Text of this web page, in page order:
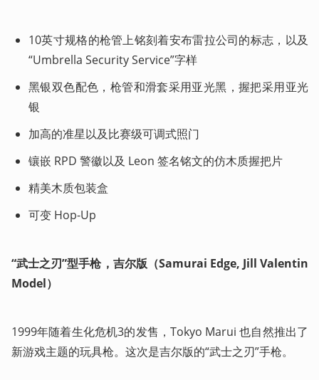
10英寸规格的枪管上铭刻着安布雷拉公司的标志，以及
“Umbrella Security Service”字样
黑银双色配色，枪管和滑套采用亚光黑，握把采用亚光
银
加高的准星以及比赛级可调式照门
镶嵌 RPD 警徽以及 Leon 签名铭文的仿木质握把片
精美木质包装盒
可变 Hop-Up
“武士之刃”型手枪，吉尔版（Samurai Edge, Jill Valentin
Model）
1999年随着生化危机3的发售，Tokyo Marui 也自然推出了
新游戏主题的玩具枪。这次是吉尔版的“武士之刃”手枪。